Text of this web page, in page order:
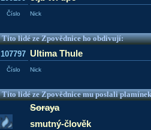
Číslo Nick
Tito lidé ze Zpovědnice ho obdivují:
107797 Ultima Thule
Číslo Nick
Tito lidé ze Zpovědnice mu poslali
Soraya
smutný-člověk